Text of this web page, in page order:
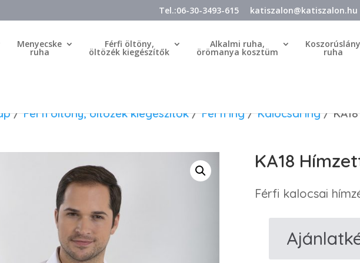
Tel.:06-30-3493-615 katiszalon@katiszalon.hu
Menyecske
ruha
Férfi öltöny,
öltözék kiegészítők
Alkalmi ruha,
örömanya kosztüm
Koszorúslány
ruha
/Férfi öltöny, öltözék kiegészítők/Férfi ing/Kalocsai ing/ KA18
KA18
Férfi kalocsai
Hímzett